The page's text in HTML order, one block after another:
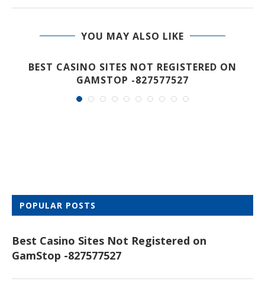
YOU MAY ALSO LIKE
BEST CASINO SITES NOT REGISTERED ON
GAMSTOP -827577527
POPULAR POSTS
Best Casino Sites Not Registered on
GamStop -827577527